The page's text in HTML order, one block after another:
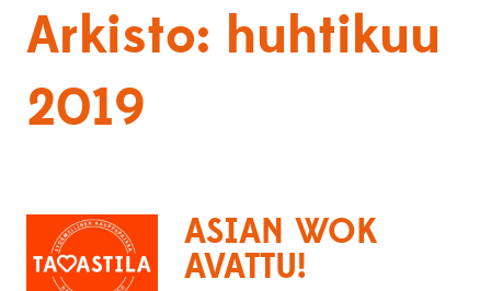
Arkisto: huhtikuu
2019
ASIAN WOK
AVATTU!